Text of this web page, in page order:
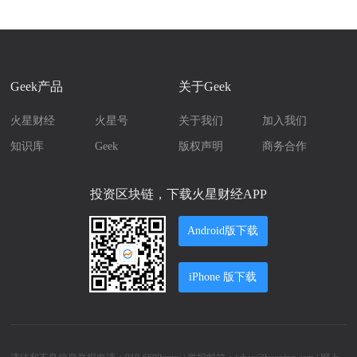
Geek产品
火星财经 火星号
知识库 Geek
关于Geek
关于我们 加入我们
版权声明 商务合作
投资区块链，下载火星财经APP
Android版下载
iPhone 版下载